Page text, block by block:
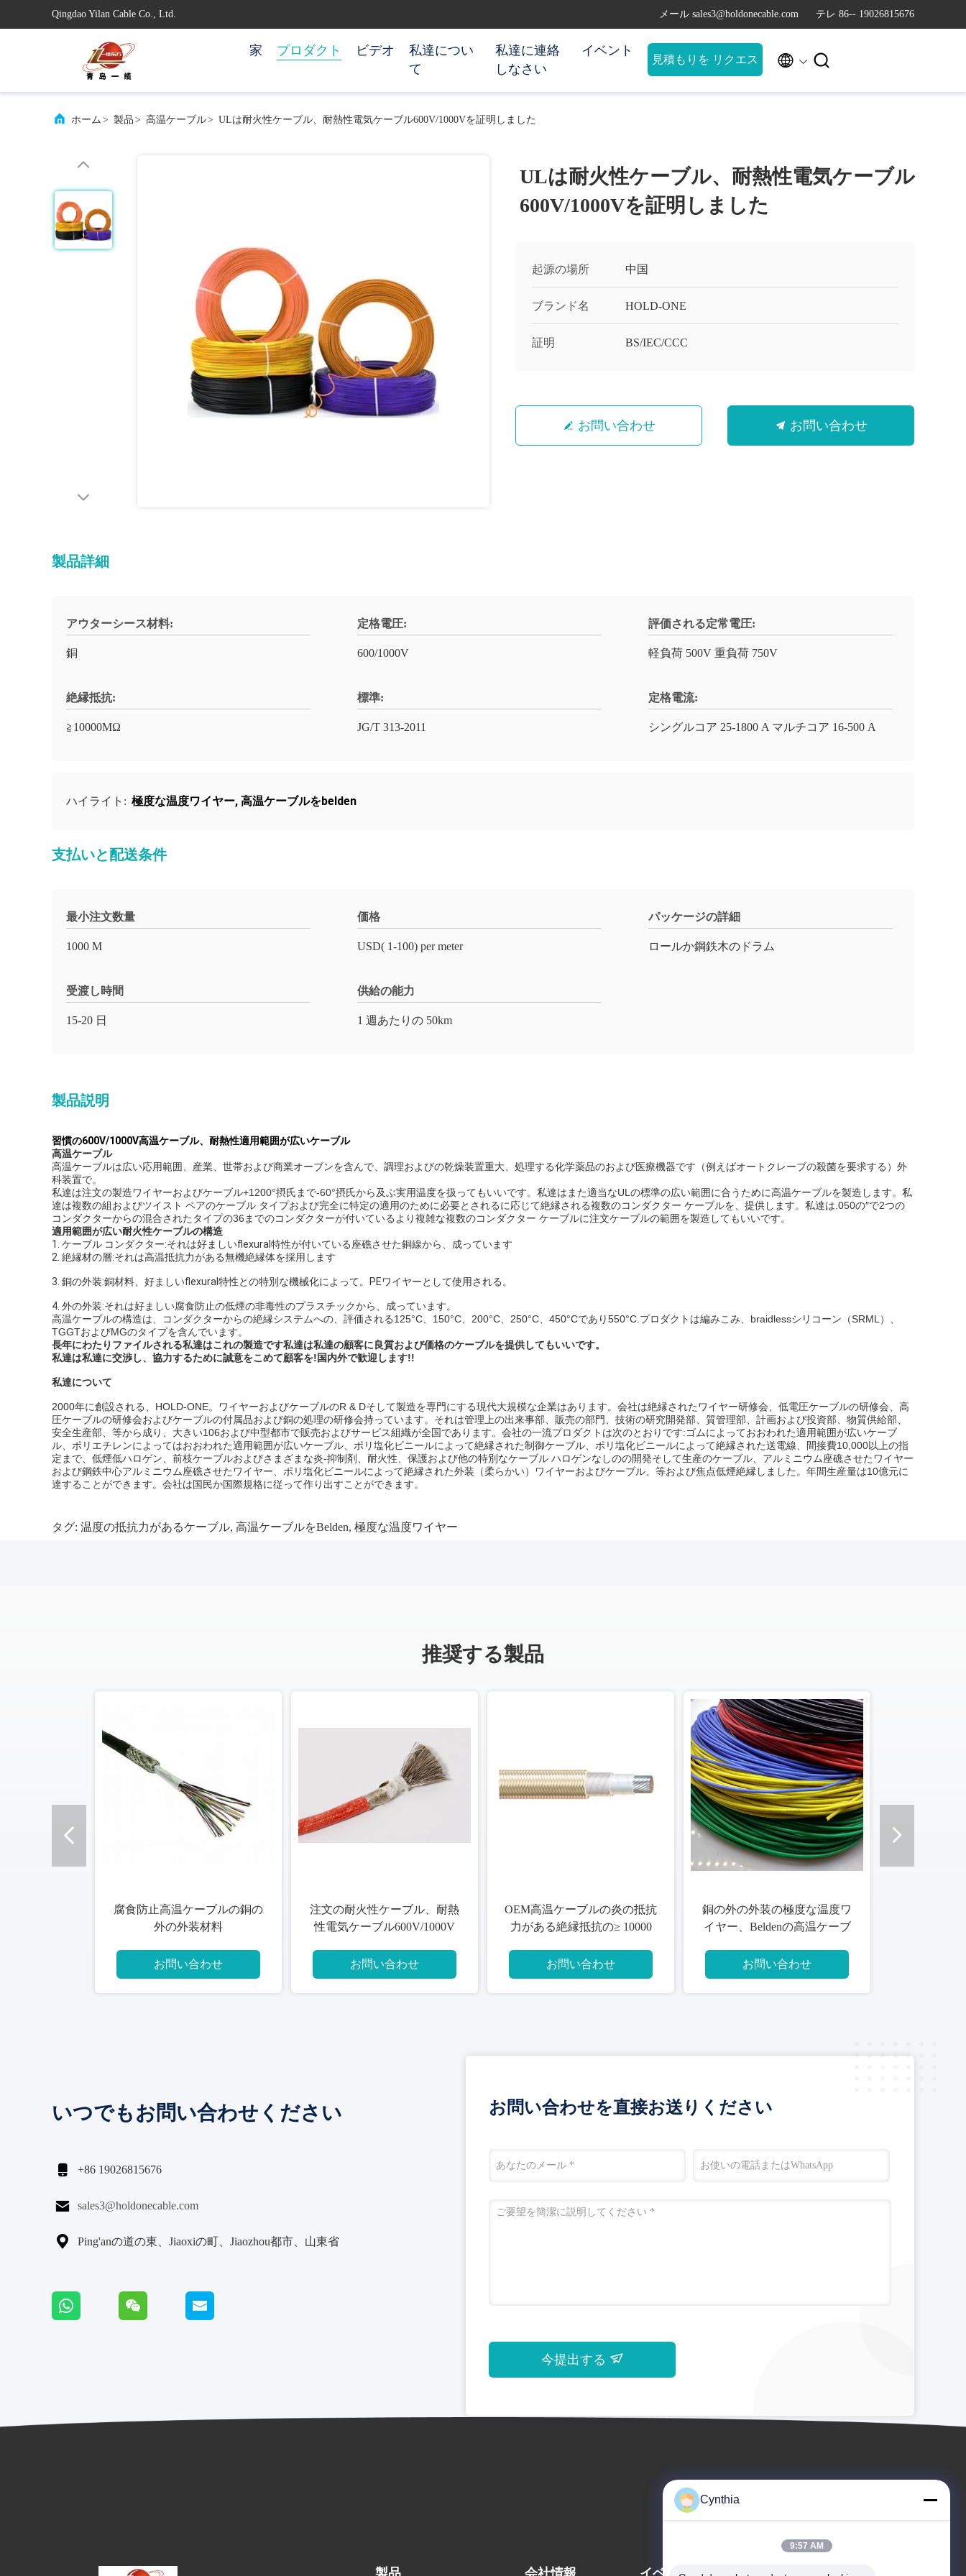
Qingdao Yilan Cable Co., Ltd. メール sales3@holdonecable.com テレ 86-- 19026815676
家 プロダクト ビデオ
私達につい
て
私達に連絡
しなさい
イベント
見積もりを リクエス
ト
 
ホーム > 製品 > 高温ケーブル> ULは耐火性ケーブル、耐熱性電気ケーブル600V/1000Vを証明しました
ULは耐火性ケーブル、耐熱性電気ケーブル
600V/1000Vを証明しました
起源の場所 中国
ブランド名 HOLD-ONE
証明 BS/IEC/CCC
お問い合わせ お問い合わせ
製品詳細
アウターシース材料:
銅
定格電圧:
600/1000V
評価される定常電圧:
軽負荷 500V 重負荷 750V
絶縁抵抗:
≧10000MΩ
標準:
JG/T 313-2011
定格電流:
シングルコア 25-1800 A マルチコア 16-500 A
ハイライト: 極度な温度ワイヤー, 高温ケーブルをbelden
支払いと配送条件
最小注文数量
1000 M
価格
USD( 1-100) per meter
パッケージの詳細
ロールか鋼鉄木のドラム
受渡し時間
15-20 日
供給の能力
1 週あたりの 50km
製品説明
習慣の600V/1000V高温ケーブル、耐熱性適用範囲が広いケーブル
高温ケーブル
高温ケーブルは広い応用範囲、産業、世帯および商業オーブンを含んで、調理およびの乾燥装置重大、処理する化学薬品のおよび医療機器です（例えばオートクレーブの殺菌を要求する）外
科装置で。
私達は注文の製造ワイヤーおよびケーブル+1200°摂氏まで-60°摂氏から及ぶ実用温度を扱ってもいいです。私達はまた適当なULの標準の広い範囲に合うために高温ケーブルを製造します。私
達は複数の組およびツイスト ペアのケーブル タイプおよび完全に特定の適用のために必要とされるに応じて絶縁される複数のコンダクター ケーブルを、提供します。私達は.050の″で2つの
コンダクターからの混合されたタイプの36までのコンダクターが付いているより複雑な複数のコンダクター ケーブルに注文ケーブルの範囲を製造してもいいです。
適用範囲が広い耐火性ケーブルの構造
1. ケーブル コンダクター:それは好ましいflexural特性が付いている座礁させた銅線から、成っています
2. 絶縁材の層:それは高温抵抗力がある無機絶縁体を採用します
3. 銅の外装:銅材料、好ましいflexural特性との特別な機械化によって。PEワイヤーとして使用される。
4. 外の外装:それは好ましい腐食防止の低煙の非毒性のプラスチックから、成っています。
高温ケーブルの構造は、コンダクターからの絶縁システムへの、評価される125°C、150°C、200°C、250°C、450°Cであり550°C.プロダクトは編みこみ、braidlessシリコーン（SRML）、
TGGTおよびMGのタイプを含んでいます。
長年にわたりファイルされる私達はこれの製造です私達は私達の顧客に良質および価格のケーブルを提供してもいいです。
私達は私達に交渉し、協力するために誠意をこめて顧客を!国内外で歓迎します!!
私達について
2000年に創設される、HOLD-ONE。ワイヤーおよびケーブルのR & Dそして製造を専門にする現代大規模な企業はあります。会社は絶縁されたワイヤー研修会、低電圧ケーブルの研修会、高
圧ケーブルの研修会およびケーブルの付属品および銅の処理の研修会持っています。それは管理上の出来事部、販売の部門、技術の研究開発部、質管理部、計画および投資部、物質供給部、
安全生産部、等から成り、大きい106および中型都市で販売およびサービス組織が全国であります。会社の一流プロダクトは次のとおりです:ゴムによっておおわれた適用範囲が広いケーブ
ル、ポリエチレンによってはおおわれた適用範囲が広いケーブル、ポリ塩化ビニールによって絶縁された制御ケーブル、ポリ塩化ビニールによって絶縁された送電線、間接費10,000以上の指
定まで、低煙低ハロゲン、前枝ケーブルおよびさまざまな炎-抑制剤、耐火性、保護および他の特別なケーブル ハロゲンなしのの開発そして生産のケーブル、アルミニウム座礁させたワイヤー
および鋼鉄中心アルミニウム座礁させたワイヤー、ポリ塩化ビニールによって絶縁された外装（柔らかい）ワイヤーおよびケーブル、等および焦点低煙絶縁しました。年間生産量は10億元に
達することができます。会社は国民か国際規格に従って作り出すことができます。
タグ: 温度の抵抗力があるケーブル, 高温ケーブルをbelden, 極度な温度ワイヤー
推奨する製品
腐食防止高温ケーブルの銅の
外の外装材料
お問い合わせ
注文の耐火性ケーブル、耐熱
性電気ケーブル600V/1000V
お問い合わせ
OEM高温ケーブルの炎の抵抗
力がある絶縁抵抗の≥ 10000
お問い合わせ
銅の外の外装の極度な温度ワ
イヤー、Beldenの高温ケーブ
お問い合わせ
いつでもお問い合わせください
 +86 19026815676
 sales3@holdonecable.com
 Ping'anの道の東、Jiaoxiの町、Jiaozhou都市、山東省
お問い合わせを直接お送りください
今提出する
製品 会社情報 イベント
Cynthia
9:57 AM